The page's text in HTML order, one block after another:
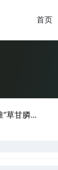
首页
草甘膦...